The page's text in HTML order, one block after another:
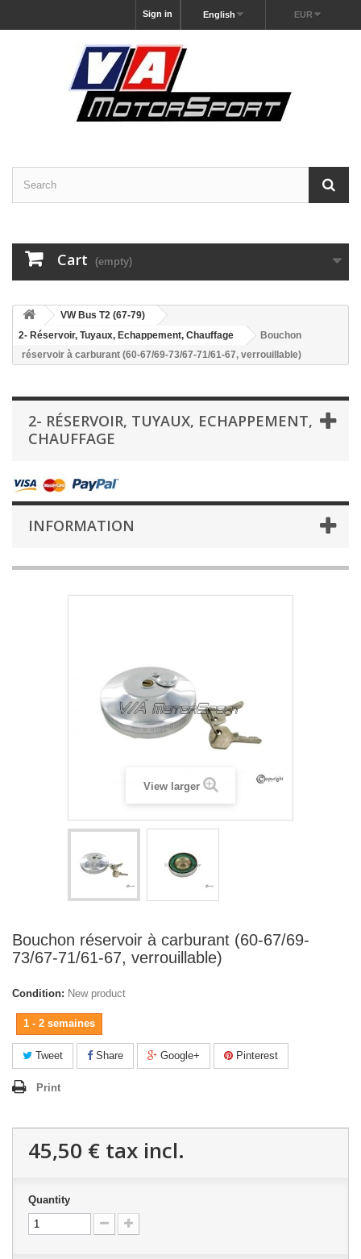
EUR
English
Sign in
Cart (empty)
VW Bus T2 (67-79)
2- Réservoir, Tuyaux, Echappement, Chauffage
Bouchon
réservoir à carburant (60-67/69-73/67-71/61-67, verrouillable)
2- RÉSERVOIR, TUYAUX, ECHAPPEMENT,
CHAUFFAGE
INFORMATION
View larger
Bouchon réservoir à carburant (60-67/69-
73/67-71/61-67, verrouillable)
Condition: New product
1 - 2 semaines
Tweet Share Google+ Pinterest
Print
45,50 € tax incl.
Quantity